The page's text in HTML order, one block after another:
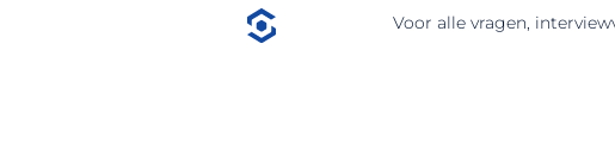
Voor alle vragen,